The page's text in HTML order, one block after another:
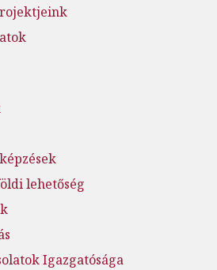
lehetőség
Igazgatósága